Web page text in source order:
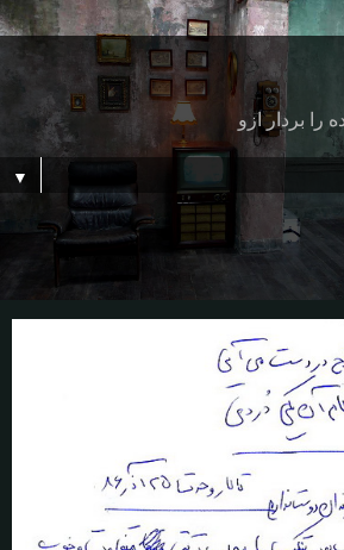
را بردار ازو
▼